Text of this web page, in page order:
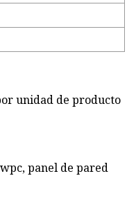
unidad de producto
panel de pared